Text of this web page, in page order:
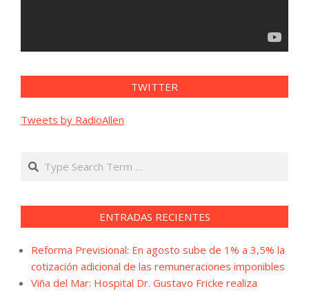
TWITTER
Tweets by RadioAllen
Search
ENTRADAS RECIENTES
Reforma Previsional: En agosto sube de 1% a 3,5% la
cotización adicional de las remuneraciones imponibles
Viña del Mar: Hospital Dr. Gustavo Fricke realiza